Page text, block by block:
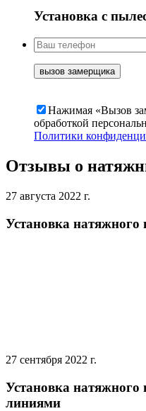
Установка с
Нажимая «Вызов
обработкой
Политики
Отзывы о
27 августа 2022 г.
Установка натяжного
27 сентября 2022 г.
Установка натяжного
линиями